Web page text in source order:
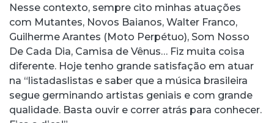
Nesse contexto, sempre cito minhas atuações
com Mutantes, Novos Baianos, Walter Franco,
Guilherme Arantes (Moto Perpétuo), Som Nosso
De Cada Dia, Camisa de Vênus… Fiz muita coisa
diferente. Hoje tenho grande satisfação em atuar
na “listadaslistas e saber que a música brasileira
segue germinando artistas geniais e com grande
qualidade. Basta ouvir e correr atrás para conhecer.